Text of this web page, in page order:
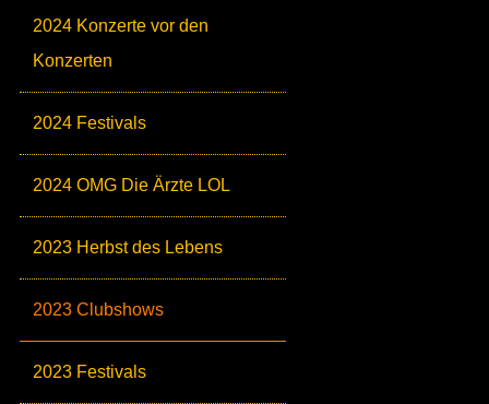
2024 Konzerte vor den
Konzerten
2024 Festivals
2024 OMG Die Ärzte LOL
2023 Herbst des Lebens
2023 Clubshows
2023 Festivals